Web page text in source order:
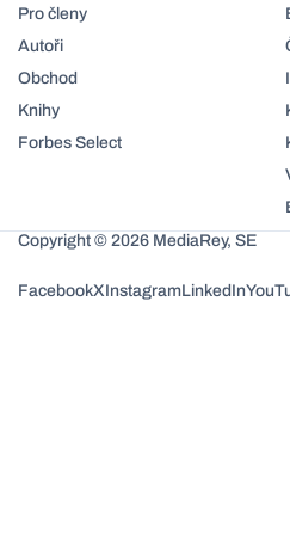
Pro členy
Autoři
Obchod
Knihy
Forbes Select
Copyright © 2026 MediaRey, SE
FacebookXInstagramLinkedIn